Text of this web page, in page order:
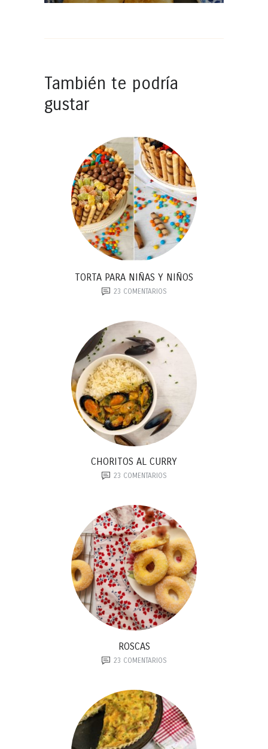
También te podría
gustar
TORTA PARA NIÑAS Y NIÑOS
23 COMENTARIOS
CHORITOS AL CURRY
23 COMENTARIOS
ROSCAS
23 COMENTARIOS